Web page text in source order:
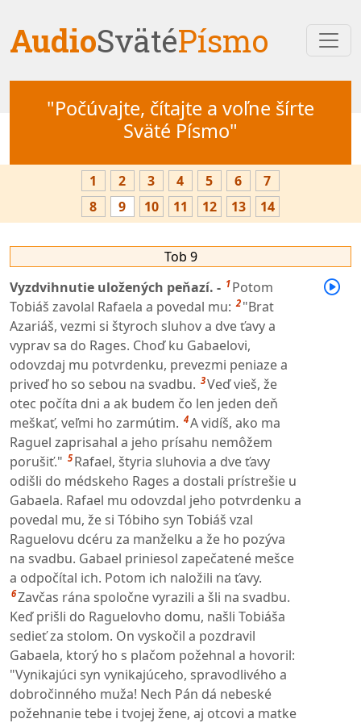
AudioSvätéPísmo
"Počúvajte, čítajte a voľne šírte
Sväté Písmo"
1 2 3 4 5 6
7
8
9 10 11 12 13 14
Tob 9
Vyzdvihnutie uložených peňazí. - 1 Potom
Tobiáš zavolal Rafaela a povedal mu: 2 "Brat
Azariáš, vezmi si štyroch sluhov a dve ťavy a
vyprav sa do Rages. Choď ku Gabaelovi,
odovzdaj mu potvrdenku, prevezmi peniaze a
priveď ho so sebou na svadbu. 3Veď vieš, že
otec počíta dni a ak budem čo len jeden deň
meškať, veľmi ho zarmútim. 4A vidíš, ako ma
Raguel zaprisahal a jeho prísahu nemôžem
porušiť." 5 Rafael, štyria sluhovia a dve ťavy
odišli do médskeho Rages a dostali prístrešie u
Gabaela. Rafael mu odovzdal jeho potvrdenku a
povedal mu, že si Tóbiho syn Tobiáš vzal
Raguelovu dcéru za manželku a že ho pozýva
na svadbu. Gabael priniesol zapečatené mešce
a odpočítal ich. Potom ich naložili na ťavy.
6Zavčas rána spoločne vyrazili a šli na svadbu.
Keď prišli do Raguelovho domu, našli Tobiáša
sedieť za stolom. On vyskočil a pozdravil
Gabaela, ktorý ho s plačom požehnal a hovoril:
"Vynikajúci syn vynikajúceho, spravodlivého a
dobročinného muža! Nech Pán dá nebeské
požehnanie tebe i tvojej žene, aj otcovi a matke